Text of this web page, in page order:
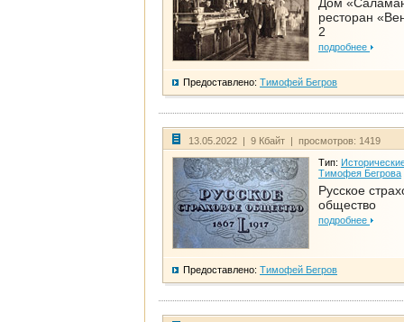
Дом
ресторан
2
подробнее
Предоставлено: Тимофей Бегров
13.05.2022 | 9 Кбайт | просмотров: 1419
Тип:
Тимофея Бегрова
Русское
общество
подробнее
Предоставлено: Тимофей Бегров